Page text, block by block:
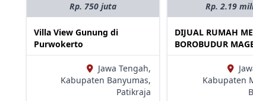
Rp. 750 juta
Villa View Gunung di
Purwokerto
Jawa Tengah,
Kabupaten Banyumas,
Patikraja
Rp. 2.19
DIJUAL RUMAH
BOROBUDUR
Kabupaten